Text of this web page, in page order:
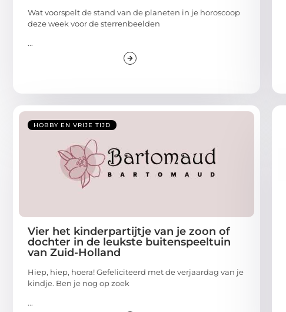
Wat voorspelt de stand van de planeten in je horoscoop
deze week voor de sterrenbeelden
...
HOBBY EN VRIJE TIJD
Vier het kinderpartijtje van je zoon of
dochter in de leukste buitenspeeltuin
van Zuid-Holland
Hiep, hiep, hoera! Gefeliciteerd met de verjaardag van je
kindje. Ben je nog op zoek
...